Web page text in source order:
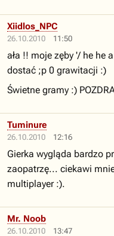
26.10.2010 11:50
Xiidlos_NPC
ała !! moje zęby '/ he he
dostać ;p 0 grawitacji :)
Świetne gramy :)
26.10.2010 12:16
Tuminure
Gierka wygląda bardzo
zaopatrzę... ciekawi
multiplayer :).
26.10.2010 13:47
Mr. Noob